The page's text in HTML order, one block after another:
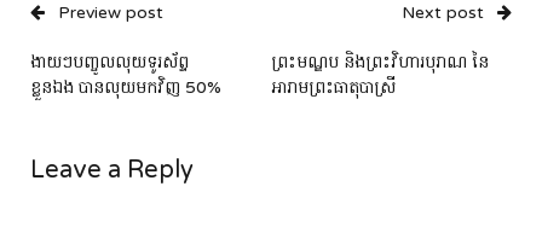
Preview post
ងាយៗបញ្ចូលលុយទូរស័ព្ទ
ខ្លួនឯង បានលុយមកវិញ 50%
Next post
ព្រះមណ្ឌប និងព្រះវិហារបុរាណ នៃ
អារាមព្រះធាតុបាស្រី
Leave a Reply